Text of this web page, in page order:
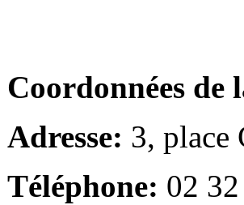
Coordonnées
Adresse: 3, place
Téléphone: 02